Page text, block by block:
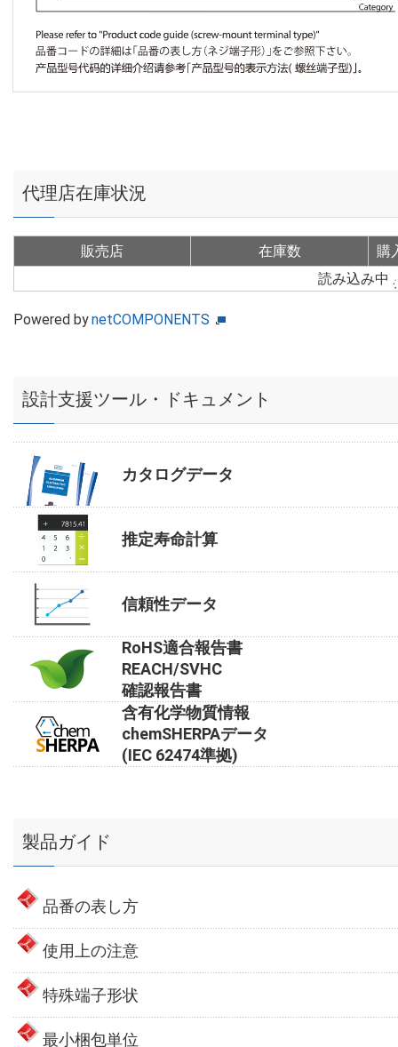
代理店在庫状況
販売店 在庫数
購
読み込み中
Powered bynetCOMPONENTS
設計支援ツール・ドキュメント
カタログデータ
推定寿命計算
信頼性データ
RoHS適合報告書
REACH/SVHC
確認報告書
含有化学物質情報
chemSHERPAデータ
(IEC 62474準拠)
製品ガイド
品番の表し方
使用上の注意
特殊端子形状
最小梱包単位